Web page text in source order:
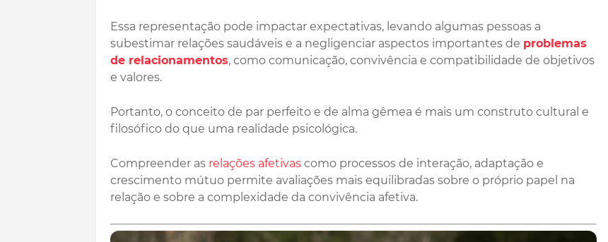
Essa representação pode impactar expectativas, levando algumas pessoas a
subestimar relações saudáveis e a negligenciar aspectos importantes de problemas
de relacionamentos, como comunicação, convivência e compatibilidade de objetivos
e valores.
Portanto, o conceito de par perfeito e de alma gêmea é mais um construto cultural e
filosófico do que uma realidade psicológica.
Compreender as relações afetivascomo processos de interação, adaptação e
crescimento mútuo permite avaliações mais equilibradas sobre o próprio papel na
relação e sobre a complexidade da convivência afetiva.